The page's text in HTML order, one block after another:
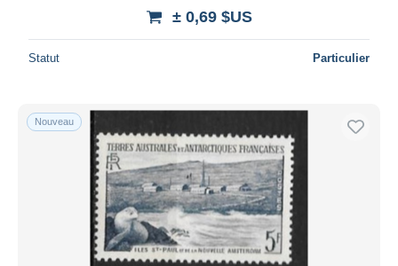
± 0,69 $US
Statut Particulier
Nouveau